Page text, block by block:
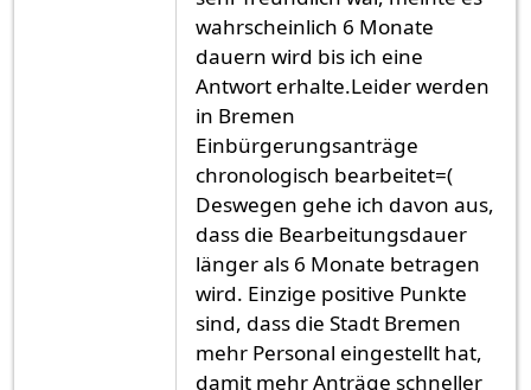
wahrscheinlich 6 Monate
dauern wird bis ich eine
Antwort erhalte.Leider werden
in Bremen
Einbürgerungsanträge
chronologisch bearbeitet=(
Deswegen gehe ich davon aus,
dass die Bearbeitungsdauer
länger als 6 Monate betragen
wird. Einzige positive Punkte
sind, dass die Stadt Bremen
mehr Personal eingestellt hat,
damit mehr Anträge schneller